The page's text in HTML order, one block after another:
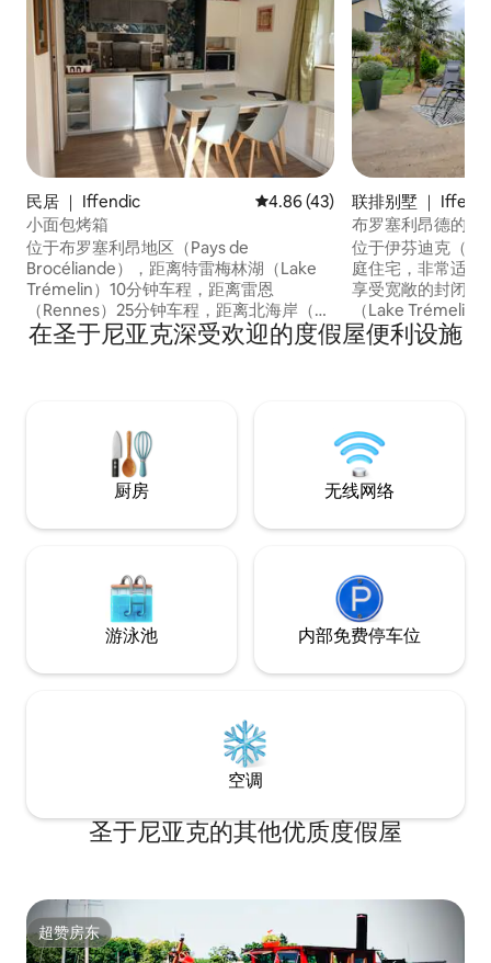
民居 ｜ Iffendic 平均评分 4.86 分（满分 5 分）
4.86 (43)
小面包烤箱
位于布罗塞利昂地区（Pays de
Brocéliande），距离特雷梅林湖（Lake
Trémelin）10分钟车程，距离雷恩
（Rennes）25分钟车程，距离北海岸（圣
马洛）1小时车程，距离南海岸（凡恩）1
小时15分钟车程。 这间老面包烤箱于2025
层（1.8米在屋脊下方，楼上）。 独立入
口，不容忽视。
联排别墅 ｜
布罗塞利昂德的
位于伊芬迪克（
庭住宅，非常适合
享受宽敞的封闭式
（Lake Trémelin）
适的卧室，让您在
（Brocéliande
在圣于尼亚克深受欢迎的度假屋便利设施
厨房 无线网络
游泳池 内部免费停车位
空调
圣于尼亚克的其他优质度假屋
超赞房东
超赞房东